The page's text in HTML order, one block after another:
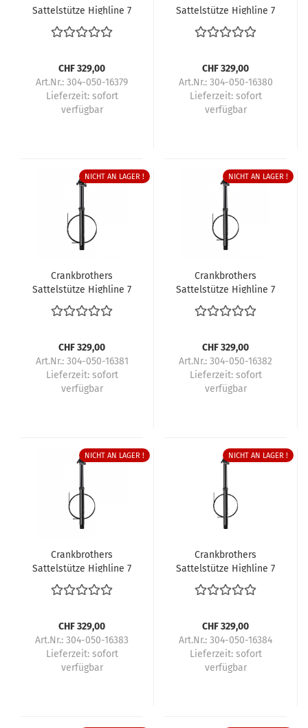
Sattelstütze Highline 7
CHF 329,00
Art.Nr.: 304-050-16379
Lieferzeit: sofort
verfügbar
Sattelstütze Highline 7
CHF 329,00
Art.Nr.: 304-050-16380
Lieferzeit: sofort
verfügbar
NICHT AN LAGER !
Crankbrothers
Sattelstütze Highline 7
CHF 329,00
Art.Nr.: 304-050-16381
Lieferzeit: sofort
verfügbar
NICHT AN LAGER !
Crankbrothers
Sattelstütze Highline 7
CHF 329,00
Art.Nr.: 304-050-16382
Lieferzeit: sofort
verfügbar
NICHT AN LAGER !
Crankbrothers
Sattelstütze Highline 7
CHF 329,00
Art.Nr.: 304-050-16383
Lieferzeit: sofort
verfügbar
NICHT AN LAGER !
Crankbrothers
Sattelstütze Highline 7
CHF 329,00
Art.Nr.: 304-050-16384
Lieferzeit: sofort
verfügbar